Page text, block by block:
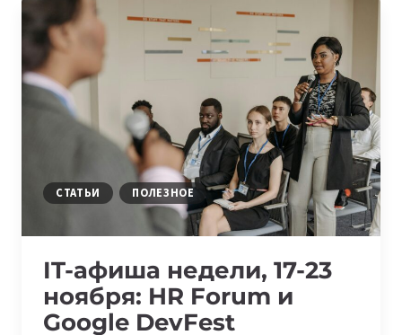
IT-
СОБЫТИЯ
СТАТЬИ ПОЛЕЗНОЕ
IT-афиша недели, 17-23
ноября: HR Forum и
Google DevFest